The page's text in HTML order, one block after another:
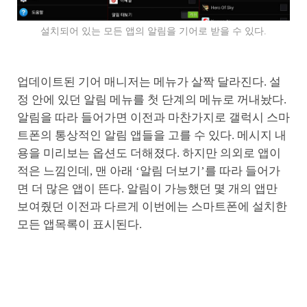
설치되어 있는 모든 앱의 알림을 기어로 받을 수 있다.
업데이트된 기어 매니저는 메뉴가 살짝 달라진다. 설
정 안에 있던 알림 메뉴를 첫 단계의 메뉴로 꺼내놨다.
알림을 따라 들어가면 이전과 마찬가지로 갤럭시 스마
트폰의 통상적인 알림 앱들을 고를 수 있다. 메시지 내
용을 미리보는 옵션도 더해졌다. 하지만 의외로 앱이
적은 느낌인데, 맨 아래 ‘알림 더보기’를 따라 들어가
면 더 많은 앱이 뜬다. 알림이 가능했던 몇 개의 앱만
보여줬던 이전과 다르게 이번에는 스마트폰에 설치한
모든 앱목록이 표시된다.